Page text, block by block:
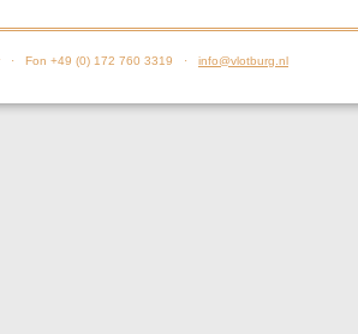
· Fon +49 (0) 172 760 3319 · info@vlotburg.nl